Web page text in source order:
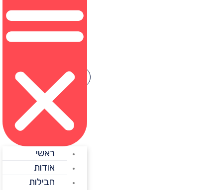
ראשי
אודות
חבילות